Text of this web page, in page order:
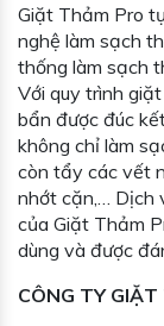
Giặt Thảm Pro
nghệ làm sạch
thống làm sạch
Với quy trình
bẩn được đúc
không chỉ làm
còn tẩy các vết
nhớt cặn,… Dịch
của Giặt Thảm
dùng và được
CÔNG TY